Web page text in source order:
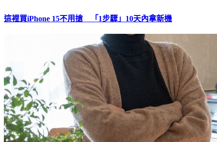
這裡買iPhone 15不用搶 「1步驟」10天內拿新機